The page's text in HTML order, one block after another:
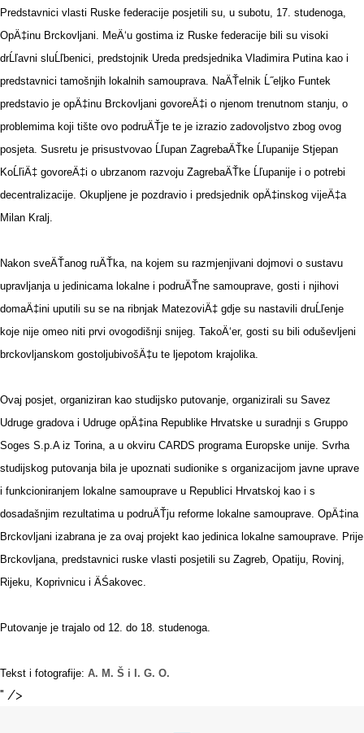
Predstavnici vlasti Ruske federacije posjetili su, u subotu, 17. studenoga,
OpÄ‡inu Brckovljani. MeÄ‘u gostima iz Ruske federacije bili su visoki
drĹľavni sluĹľbenici, predstojnik Ureda predsjednika Vladimira Putina kao i
predstavnici tamošnjih lokalnih samouprava. NaÄŤelnik Ĺ˝eljko Funtek
predstavio je opÄ‡inu Brckovljani govoreÄ‡i o njenom trenutnom stanju, o
problemima koji tište ovo podruÄŤje te je izrazio zadovoljstvo zbog ovog
posjeta. Susretu je prisustvovao Ĺľupan ZagrebaÄŤke Ĺľupanije Stjepan
KoĹľiÄ‡ govoreÄ‡i o ubrzanom razvoju ZagrebaÄŤke Ĺľupanije i o potrebi
decentralizacije. Okupljene je pozdravio i predsjednik opÄ‡inskog vijeÄ‡a
Milan Kralj.
Nakon sveÄŤanog ruÄŤka, na kojem su razmjenjivani dojmovi o sustavu
upravljanja u jedinicama lokalne i podruÄŤne samouprave, gosti i njihovi
domaÄ‡ini uputili su se na ribnjak MatezoviÄ‡ gdje su nastavili druĹľenje
koje nije omeo niti prvi ovogodišnji snijeg. TakoÄ‘er, gosti su bili oduševljeni
brckovljanskom gostoljubivošÄ‡u te ljepotom krajolika.
Ovaj posjet, organiziran kao studijsko putovanje, organizirali su Savez
Udruge gradova i Udruge opÄ‡ina Republike Hrvatske u suradnji s Gruppo
Soges S.p.A iz Torina, a u okviru CARDS programa Europske unije. Svrha
studijskog putovanja bila je upoznati sudionike s organizacijom javne uprave
i funkcioniranjem lokalne samouprave u Republici Hrvatskoj kao i s
dosadašnjim rezultatima u podruÄŤju reforme lokalne samouprave. OpÄ‡ina
Brckovljani izabrana je za ovaj projekt kao jedinica lokalne samouprave. Prije
Brckovljana, predstavnici ruske vlasti posjetili su Zagreb, Opatiju, Rovinj,
Rijeku, Koprivnicu i ÄŚakovec.
Putovanje je trajalo od 12. do 18. studenoga.
Tekst i fotografije: A. M. Š i I. G. O.
" />